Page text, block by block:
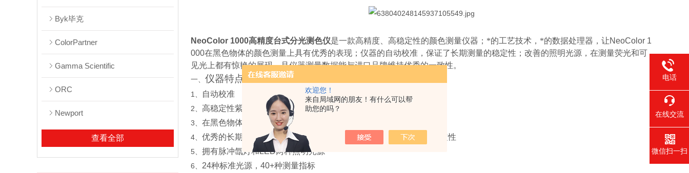
欢迎您！
来自局域网的朋友！有什么可以帮
助您的吗？
Byk毕克
ColorPartner
Gamma Scientific
ORC
Newport
查看全部
NeoColor 1000高精度台式分光测色仪是一款高精度、高稳定性的颜色测量仪器；*的工艺技术，*的数据处理器，让NeoColor 1
000在黑色物体的颜色测量上具有优秀的表现；仪器的自动校准，保证了长期测量的稳定性；改善的照明光源，在测量荧光和可
见光上都有惊艳的展现，且仪器测量数据能与进口品牌维持优秀的一致性。
一、 仪器特点
1、 自动校准
2、 高稳定性紫外光源，提供稳定的荧光测量标线
3、 在黑色物体上测量有优秀的稳定性
4、 优秀的长期稳定性，哪怕经过环境急剧变化仍能保证优秀的测量稳定性
5、 拥有脉冲氙灯和LED两种照明光源
6、 24种标准光源， 40+种测量指标
电话
在线交流
微信扫一扫